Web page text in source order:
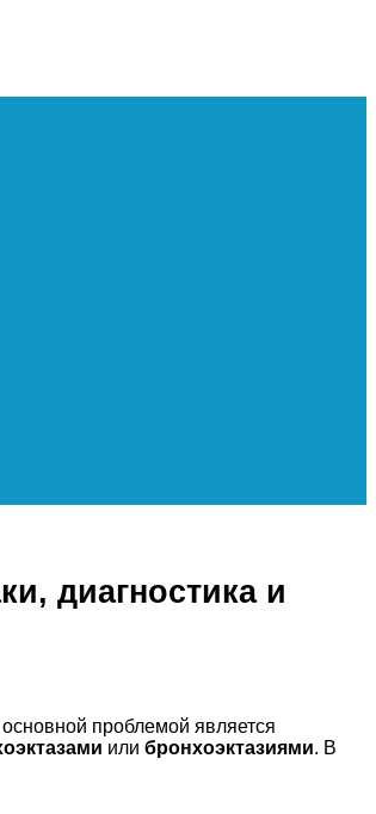
диагностика и
проблемой является
или бронхоэктазиями. В